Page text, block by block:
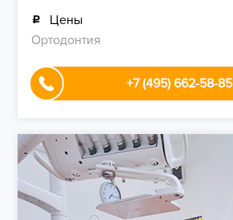
Цены
Ортодонтия
+7 (495) 662-58-85